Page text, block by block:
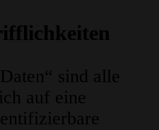
sind alle
auf eine